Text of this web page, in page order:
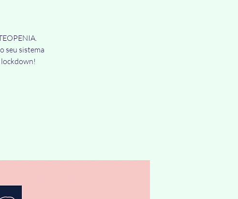
seu sistema
lockdown!